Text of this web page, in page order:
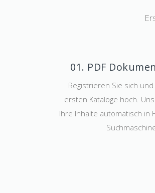
01. PDF
Registrieren Sie sich
ersten Kataloge hoch.
Ihre Inhalte automatisch in